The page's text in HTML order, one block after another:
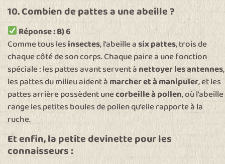
10. Combien de pattes a une abeille ?
Réponse : B) 6
Comme tous lesinsectes, l’abeille asix pattes, trois de
chaque côté de son corps. Chaque paire a une fonction
spéciale : les pattes avant servent ànettoyer les antennes,
les pattes du milieu aident àmarcher et à manipuler, et les
pattes arrière possèdent unecorbeille à pollen, où l’abeille
range les petites boules de pollen qu’elle rapporte à la
ruche.
Et enfin, la petite devinette pour les
connaisseurs :